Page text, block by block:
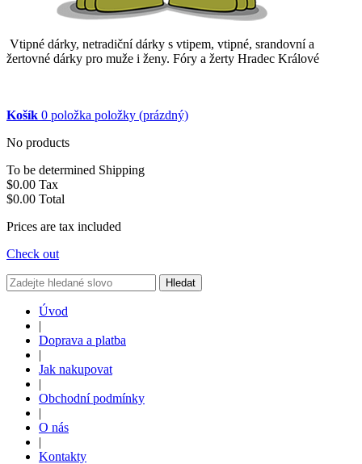
Vtipné dárky, netradiční dárky s vtipem, vtipné, srandovní a
žertovné dárky pro muže i ženy. Fóry a žerty Hradec Králové
Košík 0 položka položky (prázdný)
No products
To be determined Shipping
$0.00 Tax
$0.00 Total
Prices are tax included
Check out
Hledat
Úvod
|
Doprava a platba
|
Jak nakupovat
|
Obchodní podmínky
|
O nás
|
Kontakty